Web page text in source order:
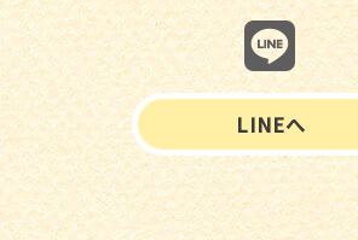
LINEへ